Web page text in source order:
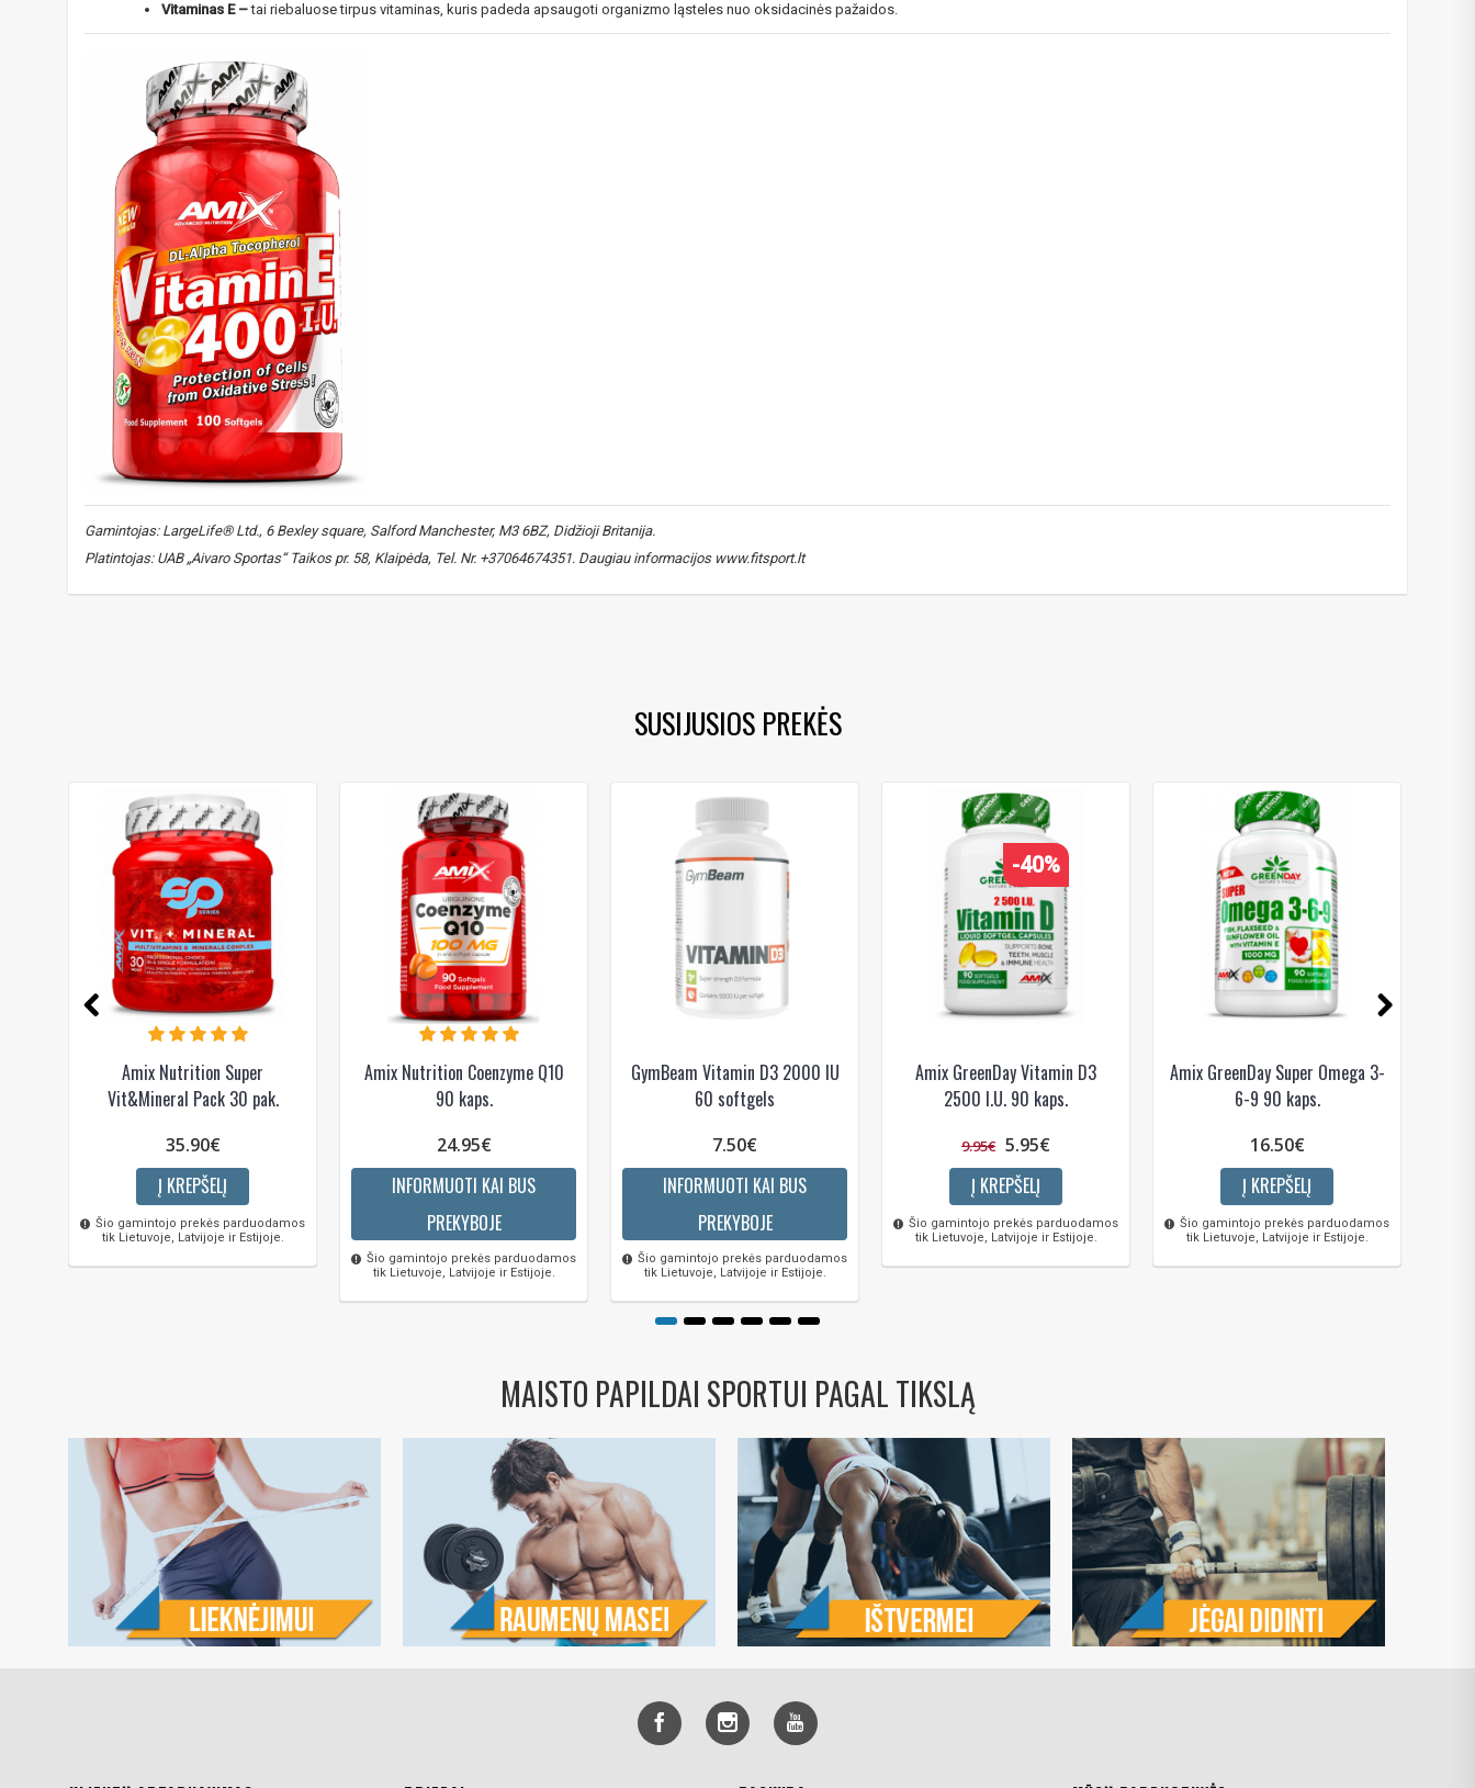
Vitaminas E –tai riebaluose tirpus vitaminas, kuris padeda apsaugoti organizmo ląsteles nuo oksidacinės pažaidos.
Gamintojas: LargeLife® Ltd., 6 Bexley square, Salford Manchester, M3 6BZ, Didžioji Britanija.
Platintojas: UAB „Aivaro Sportas“ Taikos pr. 58, Klaipėda, Tel. Nr. +37064674351. Daugiau informacijos www.fitsport.lt​
SUSIJUSIOS PREKĖS
Amix Nutrition Super
Vit&Mineral Pack 30 pak.
35.90€
Į KREPŠELĮ
Šio gamintojo prekės parduodamos
tik Lietuvoje, Latvijoje ir Estijoje.
Amix Nutrition Coenzyme Q10
90 kaps.
24.95€
INFORMUOTI KAI BUS
PREKYBOJE
Šio gamintojo prekės parduodamos
tik Lietuvoje, Latvijoje ir Estijoje.
GymBeam Vitamin D3 2000 IU
60 softgels
7.50€
INFORMUOTI KAI BUS
PREKYBOJE
Šio gamintojo prekės parduodamos
tik Lietuvoje, Latvijoje ir Estijoje.
-40%
Amix GreenDay Vitamin D3
2500 I.U. 90 kaps.
9.95€ 5.95€
Į KREPŠELĮ
Šio gamintojo prekės parduodamos
tik Lietuvoje, Latvijoje ir Estijoje.
Amix GreenDay Super Omega 3-
6-9 90 kaps.
16.50€
Į KREPŠELĮ
Šio gamintojo prekės parduodamos
tik Lietuvoje, Latvijoje ir Estijoje.
MAISTO PAPILDAI SPORTUI PAGAL TIKSLĄ